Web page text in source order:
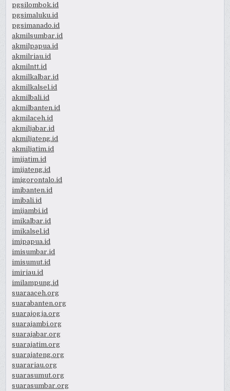
pgsilombok.id
pgsimaluku.id
pgsimanado.id
akmilsumbar.id
akmilpapua.id
akmilriau.id
akmilntt.id
akmilkalbar.id
akmilkalsel.id
akmilbali.id
akmilbanten.id
akmilaceh.id
akmiljabar.id
akmiljateng.id
akmiljatim.id
imijatim.id
imijateng.id
imigorontalo.id
imibanten.id
imibali.id
imijambi.id
imikalbar.id
imikalsel.id
imipapua.id
imisumbar.id
imisumut.id
imiriau.id
imilampung.id
suaraaceh.org
suarabanten.org
suarajogja.org
suarajambi.org
suarajabar.org
suarajatim.org
suarajateng.org
suarariau.org
suarasumut.org
suarasumbar.org